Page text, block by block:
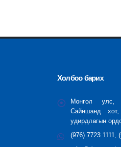
Холбоо барих
Монгол улс,
Сайншанд
удирдлагын
(976) 7723 1111,